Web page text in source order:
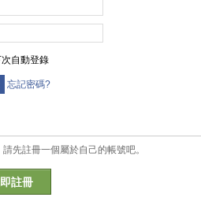
自動登錄
忘記密碼?
先註冊一個屬於自己的帳號吧。
註冊